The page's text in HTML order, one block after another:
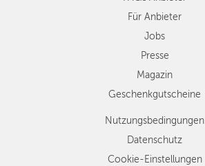
Für Anbieter
Jobs
Presse
Magazin
Geschenkgutscheine
Nutzungsbedingungen
Datenschutz
Cookie-Einstellungen